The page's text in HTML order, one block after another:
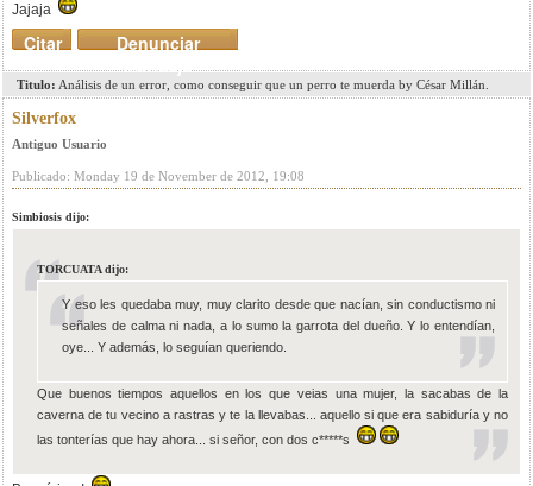
Jajaja
Denunciar
mensaje
Citar
Titulo: Análisis de un error, como conseguir que un perro te muerda by César Millán.
Silverfox
Antiguo Usuario
Publicado: Monday 19 de November de 2012, 19:08
Simbiosis dijo:
TORCUATA dijo:
Y eso les quedaba muy, muy clarito desde que nacían, sin conductismo ni
señales de calma ni nada, a lo sumo la garrota del dueño. Y lo entendían,
oye... Y además, lo seguían queriendo.
Que buenos tiempos aquellos en los que veias una mujer, la sacabas de la
caverna de tu vecino a rastras y te la llevabas... aquello si que era sabiduría y no
las tonterías que hay ahora... si señor, con dos c*****s